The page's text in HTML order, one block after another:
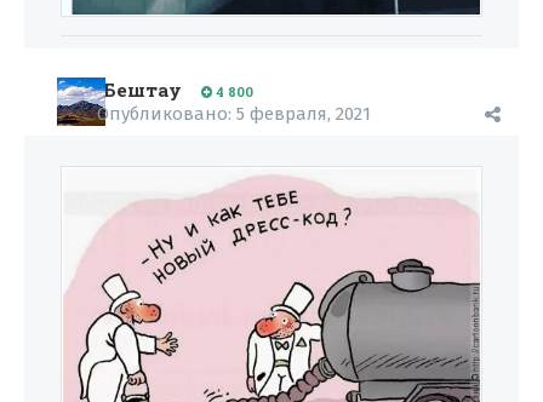
Бештау 4 800
Опубликовано: 5 февраля, 2021